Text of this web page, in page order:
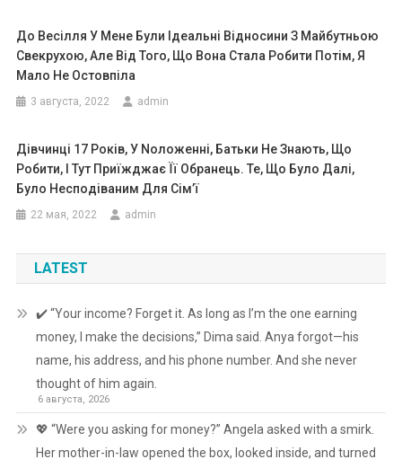
До Весілля У Мене Були Ідеальні Відносини З Майбутньою
Свекрухою, Але Від Того, Що Вона Стала Робити Потім, Я
Мало Не Остовпіла
3 августа, 2022 admin
Дівчинці 17 Років, У Nоложенні, Батьки Не Знають, Що
Робити, І Тут Приїжджає Її Обранець. Те, Що Було Далі,
Було Несподіваним Для Сім’ї
22 мая, 2022 admin
LATEST
✔️ “Your income? Forget it. As long as I’m the one earning
money, I make the decisions,” Dima said. Anya forgot—his
name, his address, and his phone number. And she never
thought of him again.
6 августа, 2026
💖 “Were you asking for money?” Angela asked with a smirk.
Her mother-in-law opened the box, looked inside, and turned